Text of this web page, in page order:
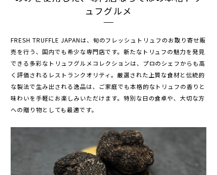
ュフグルメ
FRESH TRUFFLE JAPANは、旬のフレッシュトリュフのお取り寄せ販
売を行う、国内でも希少な専門店です。新たなトリュフの魅力を発見
できる多彩なトリュフグルメコレクションは、プロのシェフからも高
く評価されるレストランクオリティ。厳選された上質な食材と伝統的
な製法で生み出される逸品は、ご家庭でも本格的なトリュフの香りと
味わいを手軽にお楽しみいただけます。特別な日の食卓や、大切な方
への贈り物としても最適です。